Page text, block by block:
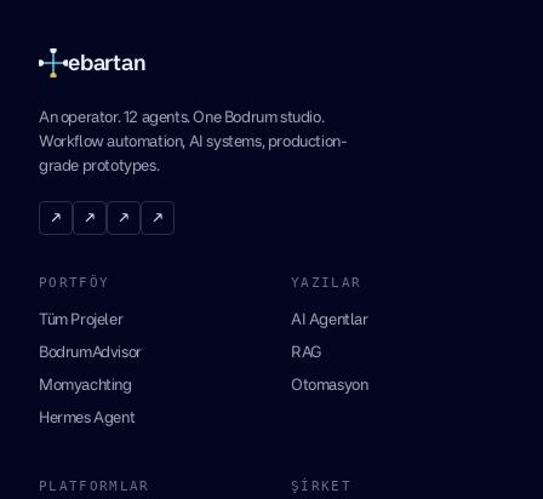
ebartan
An operator. 12 agents. One Bodrum studio.
Workflow automation, AI systems, production-
grade prototypes.
↗ ↗ ↗ ↗
PORTFÖY
Tüm Projeler
BodrumAdvisor
Momyachting
Hermes Agent
YAZILAR
AI Agentlar
RAG
Otomasyon
PLATFORMLAR ŞIRKET